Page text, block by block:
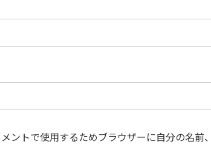
ントで使用するためブラウザーに自分の名前